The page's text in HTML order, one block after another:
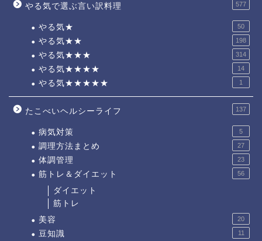
やる気で選ぶ言い訳料理 577
やる気★ 50
やる気★★ 198
やる気★★★ 314
やる気★★★★ 14
やる気★★★★★ 1
たこべいヘルシーライフ 137
病気対策 5
調理方法まとめ 27
体調管理 23
筋トレ＆ダイエット 56
ダイエット
筋トレ
美容
20
豆知識 11